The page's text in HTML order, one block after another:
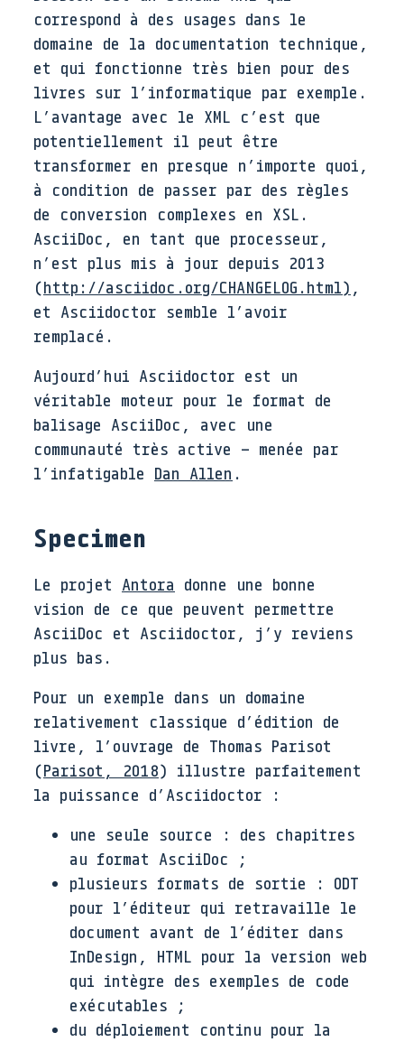
correspond à des usages dans le
domaine de la documentation technique,
et qui fonctionne très bien pour des
livres sur l’informatique par exemple.
L’avantage avec le XML c’est que
potentiellement il peut être
transformer en presque n’importe quoi,
à condition de passer par des règles
de conversion complexes en XSL.
AsciiDoc, en tant que processeur,
n’est plus mis à jour depuis 2013
(http://asciidoc.org/CHANGELOG.html) ,
et Asciidoctor semble l’avoir
remplacé.
Aujourd’hui Asciidoctor est un
véritable moteur pour le format de
balisage AsciiDoc, avec une
communauté très active – menée par
l’infatigable Dan Allen .
Specimen
Le projet Antora donne une bonne
vision de ce que peuvent permettre
AsciiDoc et Asciidoctor, j’y reviens
plus bas.
Pour un exemple dans un domaine
relativement classique d’édition de
livre, l’ouvrage de Thomas Parisot
(Parisot , 2018) illustre parfaitement
la puissance d’Asciidoctor :
une seule source : des chapitres
au format AsciiDoc ;
plusieurs formats de sortie : ODT
pour l’éditeur qui retravaille le
document avant de l’éditer dans
InDesign, HTML pour la version web
qui intègre des exemples de code
exécutables ;
du déploiement continu pour la